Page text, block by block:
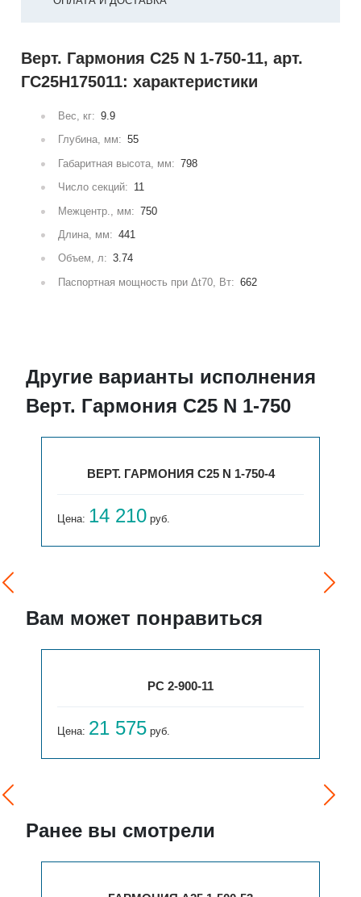
Верт. Гармония С25 N 1-750-11, арт.
ГС25Н175011: характеристики
Вес, кг: 9.9
Глубина, мм: 55
Габаритная высота, мм: 798
Число секций: 11
Межцентр., мм: 750
Длина, мм: 441
Объем, л: 3.74
Паспортная мощность при Δt70, Вт: 662
Другие варианты исполнения
Верт. Гармония С25 N 1-750
ВЕРТ. ГАРМОНИЯ С25 N 1-750-4
Цена: 14 210 руб.
Вам может понравиться
РС 2-900-11
Цена: 21 575 руб.
Ранее вы смотрели